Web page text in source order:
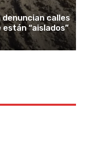
calles
“aislados”